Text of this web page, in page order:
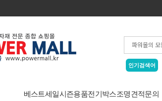
인기검색어
베스트세일시즌용품전기박스조명견적문의